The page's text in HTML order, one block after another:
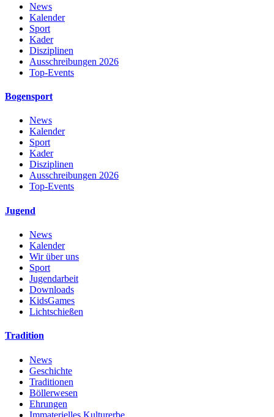
News
Kalender
Sport
Kader
Disziplinen
Ausschreibungen 2026
Top-Events
Bogensport
News
Kalender
Sport
Kader
Disziplinen
Ausschreibungen 2026
Top-Events
Jugend
News
Kalender
Wir über uns
Sport
Jugendarbeit
Downloads
KidsGames
Lichtschießen
Tradition
News
Geschichte
Traditionen
Böllerwesen
Ehrungen
Immaterielles Kulturerbe